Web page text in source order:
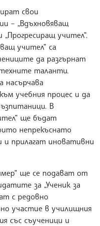
свои
– „Вдъхновяващ
учител“.
учител“ са
да разгърнат
таланти.
насърчава
учебния процес и да
В
ще бъдат
непрекъснато
и прилагат иновативни
ще се подават от
за „Ученик за
с редовно
участие в училищния
със съученици и